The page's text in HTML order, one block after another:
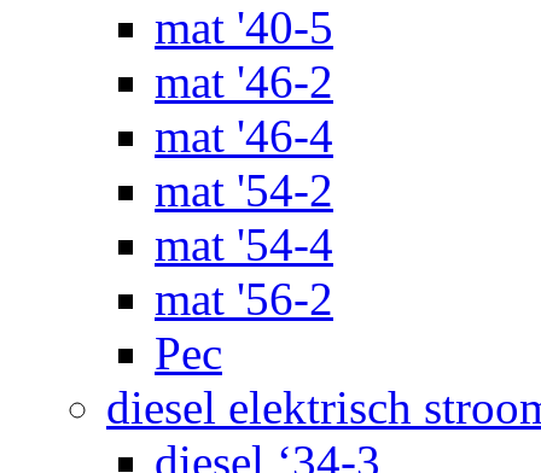
mat '40-5
mat '46-2
mat '46-4
mat '54-2
mat '54-4
mat '56-2
Pec
diesel elektrisch
diesel ‘34-3